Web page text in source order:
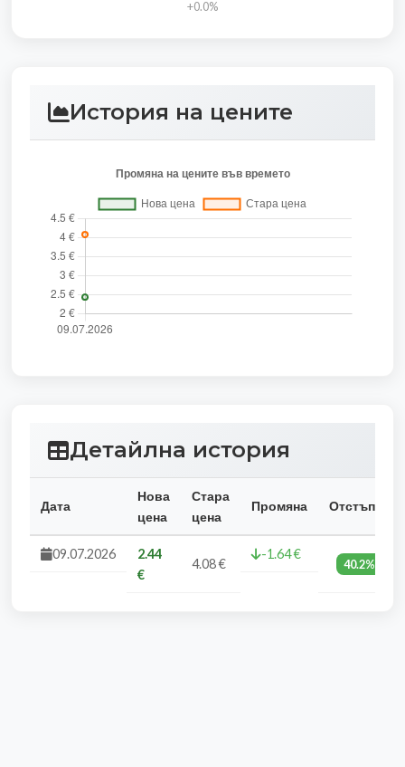
+0.0%
История на цените
Детайлна история
Дата
Нова
цена
Стара
цена
Промяна Отстъпка
09.07.2026
2.44
€
4.08 €
-1.64 €
40.2%